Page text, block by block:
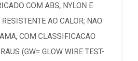
COM ABS, NYLON E
AO CALOR; NAO
COM CLASSIFICACAO
(GW= GLOW WIRE TEST-